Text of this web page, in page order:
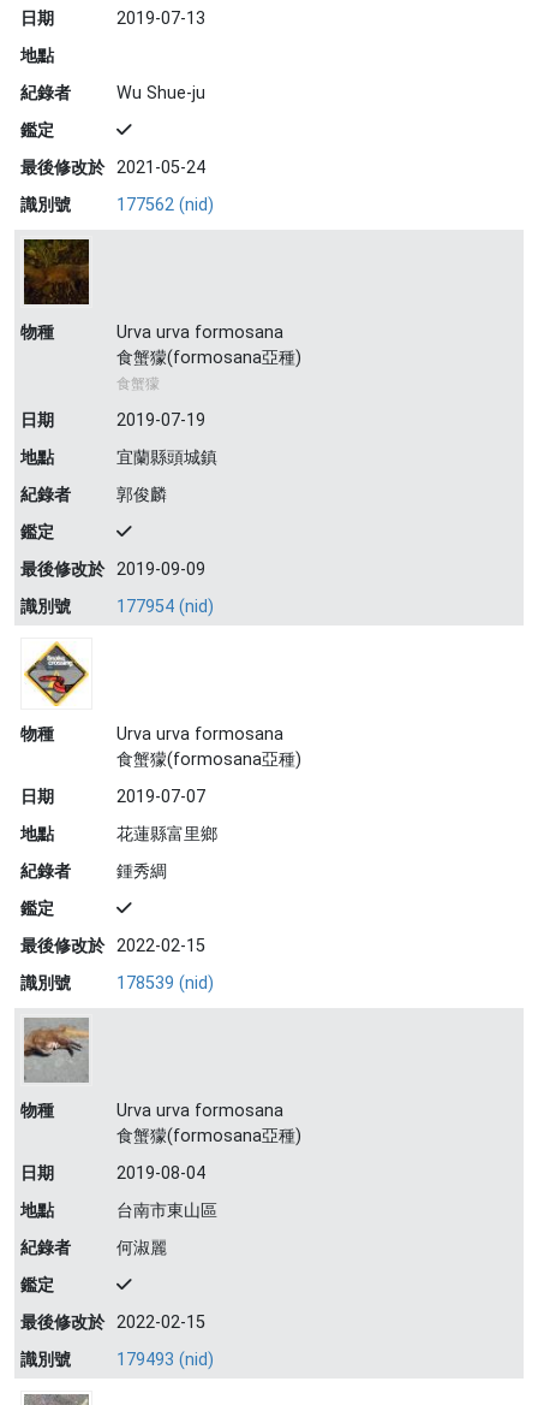
日期
2019-07-13
地點
紀錄者
Wu Shue-ju
鑑定
最後修改於 2021-05-24
識別號
177562 (nid)
物種
Urva urva formosana
食蟹獴(formosana亞種)
食蟹獴
日期
2019-07-19
地點
宜蘭縣頭城鎮
紀錄者
郭俊麟
鑑定
最後修改於 2019-09-09
識別號
177954 (nid)
物種
Urva urva formosana
食蟹獴(formosana亞種)
日期
2019-07-07
地點
花蓮縣富里鄉
紀錄者
鍾秀綢
鑑定
最後修改於 2022-02-15
識別號
178539 (nid)
物種
Urva urva formosana
食蟹獴(formosana亞種)
日期
2019-08-04
地點
台南市東山區
紀錄者
何淑麗
鑑定
最後修改於 2022-02-15
識別號
179493 (nid)